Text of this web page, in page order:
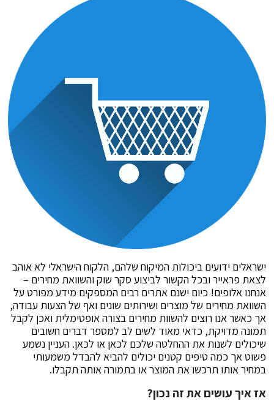
ישראלים ידועים ביכולות המיקוח שלהם, הלקוח הישראלי לא אוהב
לצאת פראייר ובכל הקשור לביצוע סקר שוק והשוואת מחירים –
אנחנו אלופים! כיום ישנם אתרים רבים המספקים מידע מפורט על
השוואת מחירים של מוצרים ושירותים שונים ואף של הצעות עבודה,
אך כאשר אנו רוצים להשוות מחירים בצורה אופטימלית ואכן לקבל
תמונה מדויקת, כדאי מאוד לשים לב למספר דברים חשובים
שיכולים לשנות את ההחלטה שלכם לכאן או לכאן. העניין נשמע
פשוט אך כמה טיפים קטנים יכולים להביא להבדל משמעותי
במחיר אותו תרכשו את המוצר או בתמורה אותה תקבלו.
אז איך עושים את זה נכון?